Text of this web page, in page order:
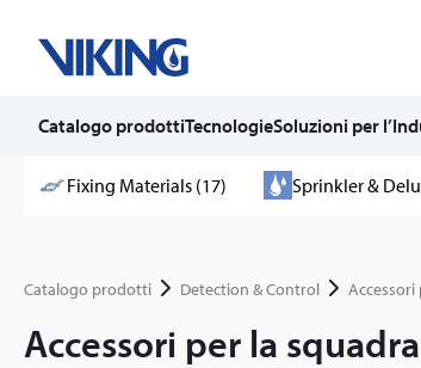
Catalogo prodottiTecnologieSoluzioni per
Fixing Materials (17) Sprinkler &
Catalogo prodotti Detection & Control
Accessori per la